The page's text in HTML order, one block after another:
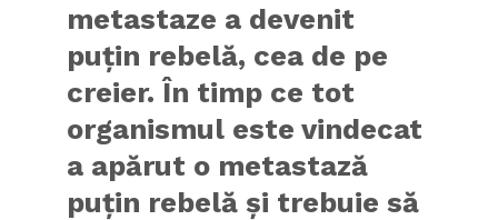
metastaze a devenit
puțin rebelă, cea de pe
creier. În timp ce tot
organismul este vindecat
a apărut o metastază
puțin rebelă și trebuie să